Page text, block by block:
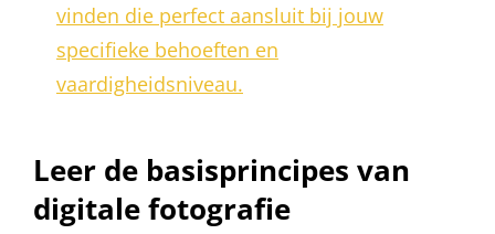
vinden die perfect aansluit bij jouw
specifieke behoeften en
vaardigheidsniveau.
Leer de basisprincipes van
digitale fotografie